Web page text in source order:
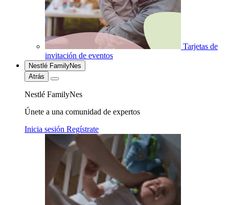
Tarjetas de
invitación de eventos
Nestlé FamilyNes
Atrás
Nestlé FamilyNes
Únete a una comunidad de expertos
Inicia sesión Regístrate